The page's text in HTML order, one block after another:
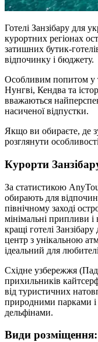
Готелі Занзібару для
курортних регіонах
затишних бутик-
відпочинку і бюджету.
Особливим попитом у
Нунгві, Кендва та
вважаються
насиченої відпустки.
Якщо ви обираєте, де
розглянути
Курорти
За статистикою
обирають для
північному заході
мінімальні припливи і
кращі готелі
центр з унікальною
ідеальний для
Східне узбережжя
прихильників
від туристичних
природними парками і
дельфінами.
Види розміщення: